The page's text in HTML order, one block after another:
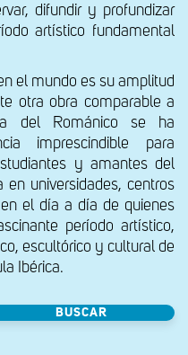
difundir y profundizar
artístico fundamental
el mundo es su amplitud
otra obra comparable a
del Románico se ha
imprescindible para
y amantes del
universidades, centros
el día a día de quienes
período artístico,
escultórico y cultural de
Ibérica.